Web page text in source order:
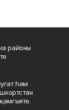
районы
һәм